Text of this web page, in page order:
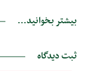
بیشتر بخوانید...
ثبت دیدگاه